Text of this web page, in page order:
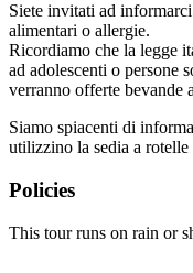
Siete invitati ad
alimentari o allergie.
Ricordiamo che la legge
ad adolescenti o persone
verranno offerte bevande
Siamo spiacenti di
utilizzino la sedia a
Policies
This tour runs on rain or